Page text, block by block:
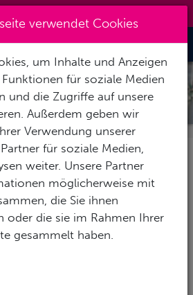
Toggle
POLAR
MID LAYER
verwendet Cookies
um Inhalte und Anzeigen
für soziale Medien
und die Zugriffe auf unsere
Außerdem geben wir
Verwendung unserer
für soziale Medien,
weiter. Unsere Partner
möglicherweise mit
die Sie ihnen
oder die sie im Rahmen Ihrer
gesammelt haben.